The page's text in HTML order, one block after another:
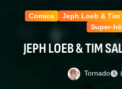
Comics Jeph Loeb & Tim
Super-
JEPH LOEB & TIM
Tornado